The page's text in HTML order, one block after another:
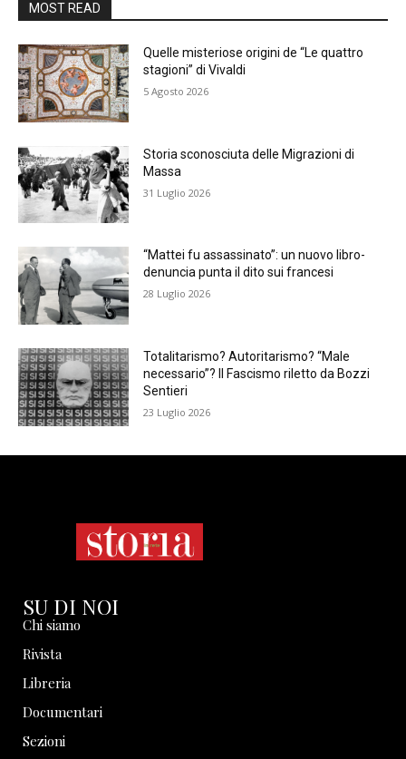
MOST READ
Quelle misteriose origini de “Le quattro
stagioni” di Vivaldi
5 Agosto 2026
Storia sconosciuta delle Migrazioni di
Massa
31 Luglio 2026
“Mattei fu assassinato”: un nuovo libro-
denuncia punta il dito sui francesi
28 Luglio 2026
Totalitarismo? Autoritarismo? “Male
necessario”? Il Fascismo riletto da Bozzi
Sentieri
23 Luglio 2026
SU DI NOI
Chi siamo
Rivista
Libreria
Documentari
Sezioni